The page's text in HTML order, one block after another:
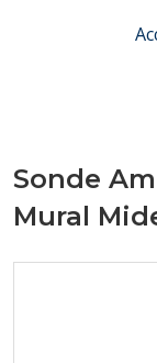
Sonde
Mural